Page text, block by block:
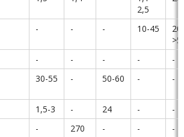
2,5
- - - 10-45
20-
- - - -
-
30-55 - 50-60 - -
1,5-3 - 24 -
-
- 270 - -
-